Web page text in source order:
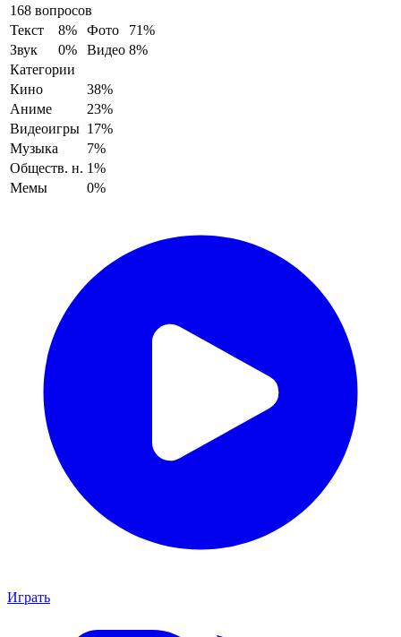
168 вопросов
Текст
8% Фото
71%
Звук
0% Видео 8%
Категории
Кино
38%
Аниме
23%
Видеоигры 17%
Музыка
7%
Обществ. н. 1%
Мемы
0%
Играть